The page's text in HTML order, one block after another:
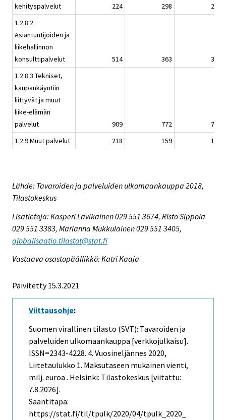
kehityspalvelut 224 298
212
1.2.8.2
Asiantuntijoiden ja
liikehallinnon
konsulttipalvelut
514 363
344
1.2.8.3 Tekniset,
kaupankäyntiin
liittyvät ja muut
liike-elämän
palvelut
909 772
721
1.2.9 Muut palvelut
218 159 194
Lähde: Tavaroiden ja palveluiden ulkomaankauppa 2018,
Tilastokeskus
Lisätietoja: Kasperi Lavikainen 029 551 3674, Risto Sippola
029 551 3383, Marianna Mukkulainen 029 551 3405,
globalisaatio.tilastot@stat.fi
Vastaava osastopäällikkö: Katri Kaaja
Päivitetty 15.3.2021
Viittausohje:
Suomen virallinen tilasto (SVT): Tavaroiden ja
palveluiden ulkomaankauppa [verkkojulkaisu].
ISSN=2343-4228. 4. Vuosineljännes 2020,
Liitetaulukko 1. Maksutaseen mukainen vienti,
milj. euroa . Helsinki: Tilastokeskus [viitattu:
7.8.2026].
Saantitapa:
https://stat.fi/til/tpulk/2020/04/tpulk_2020_